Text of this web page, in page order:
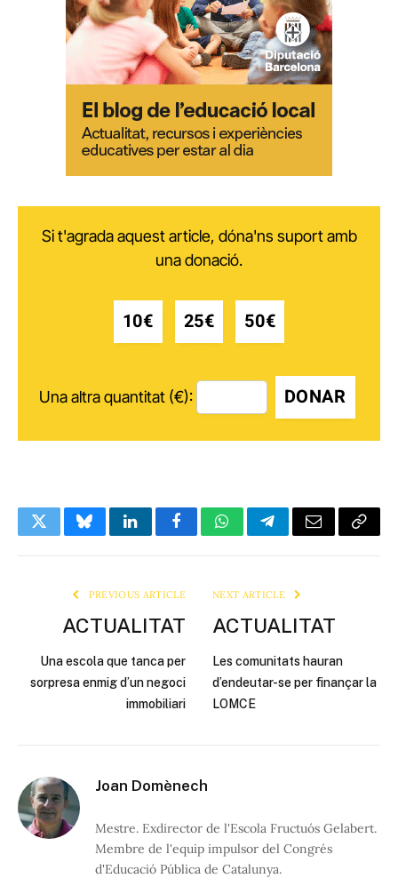
Si t'agrada aquest article, dóna'ns suport amb
una donació.
10€ 25€ 50€
Una altra quantitat (€): DONAR
TwitterBlueskyLinkedInFacebookWhatsAppTelegramEmail Copy
PREVIOUS ARTICLE
ACTUALITAT
Una escola que tanca per
sorpresa enmig d’un negoci
immobiliari
NEXT ARTICLE
ACTUALITAT
Les comunitats hauran
d’endeutar-se per finançar la
LOMCE
Joan Domènech
Mestre. Exdirector de l'Escola Fructuós Gelabert.
Membre de l'equip impulsor del Congrés
d'Educació Pública de Catalunya.